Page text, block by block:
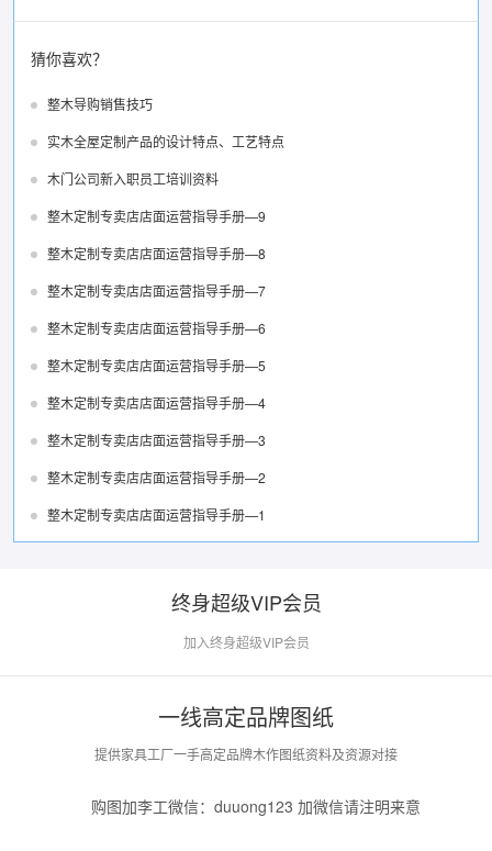
猜你喜欢？
整木导购销售技巧
实木全屋定制产品的设计特点、工艺特点
木门公司新入职员工培训资料
整木定制专卖店店面运营指导手册—9
整木定制专卖店店面运营指导手册—8
整木定制专卖店店面运营指导手册—7
整木定制专卖店店面运营指导手册—6
整木定制专卖店店面运营指导手册—5
整木定制专卖店店面运营指导手册—4
整木定制专卖店店面运营指导手册—3
整木定制专卖店店面运营指导手册—2
整木定制专卖店店面运营指导手册—1
终身超级VIP会员
加入终身超级VIP会员
一线高定品牌图纸
提供家具工厂一手高定品牌木作图纸资料及资源对接
购图加李工微信：duuong123 加微信请注明来意